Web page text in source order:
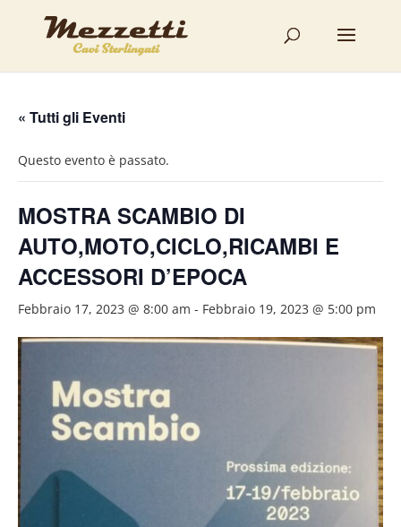
« Tutti gli Eventi
Questo evento è passato.
MOSTRA SCAMBIO DI
AUTO,MOTO,CICLO,RICAMBI E
ACCESSORI D’EPOCA
Febbraio 17, 2023 @ 8:00 am - Febbraio 19, 2023 @ 5:00 pm